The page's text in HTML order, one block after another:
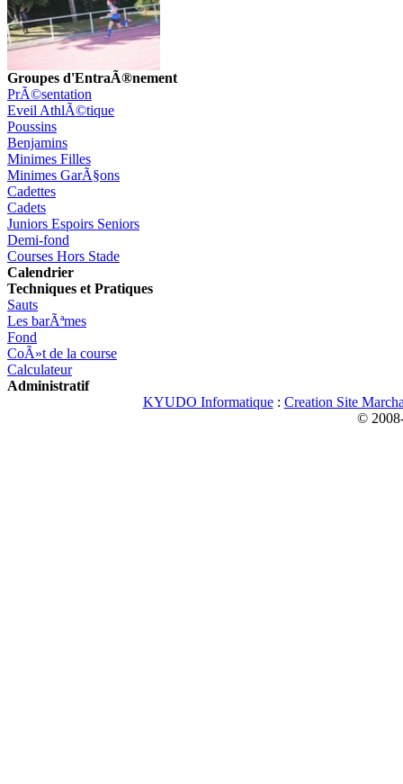
Groupes d'EntraÃ®nement
PrÃ©sentation
Eveil AthlÃ©tique
Poussins
Benjamins
Minimes Filles
Minimes GarÃ§ons
Cadettes
Cadets
Juniors Espoirs Seniors
Demi-fond
Courses Hors Stade
Calendrier
Techniques et Pratiques
Sauts
Les barÃªmes
Fond
CoÃ»t de la course
Calculateur
Administratif
KYUDO Informatique: Creation Site
©